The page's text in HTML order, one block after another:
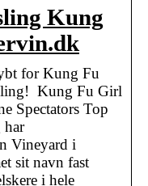
Kung
for Kung Fu
Kung Fu Girl
Spectators Top
har
Vineyard i
sit navn fast
i hele